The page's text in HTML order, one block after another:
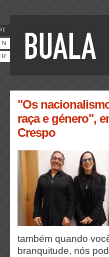
"Os
raça e género",
Crespo
também quando
branquitude, nós